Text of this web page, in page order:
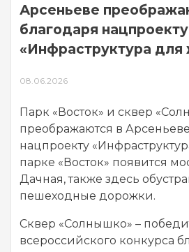
Арсеньеве
благодаря нацпроекту
«Инфраструктура для
08.06.2026
Парк «Восток» и сквер
преображаются в
нацпроекту
парке «Восток» появится
Дачная, также здесь
пешеходные дорожки.
Сквер «Солнышко» –
всероссийского конкурса